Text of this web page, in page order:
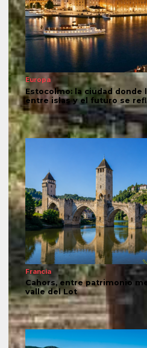
Europa
Estocolmo: la ciudad donde
entre islas y el futuro se
Francia
Cahors, entre patrimonio
valle del Lot